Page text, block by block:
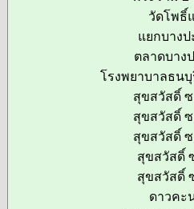
วัดโพธิ์
แยกบางป
ตลาดบาง
โรงพยาบาลธน
สุขสวัสดิ์
สุขสวัสดิ์ ซ
สุขสวัสดิ์
สุขสวัสดิ์
สุขสวัสดิ์
ดาวคะ